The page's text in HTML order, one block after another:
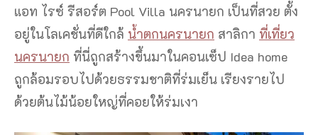
แอท ไรซ์ รีสอร์ต Pool Villa นครนายก เป็นที่สวย ตั้ง
อยู่ในโลเคชั่นที่ดีใกล้ น้ำตกนครนายก สาลิกา ที่เที่ยว
นครนายก ที่นี่ถูกสร้างขึ้นมาในคอนเซ็ป Idea home
ถูกล้อมรอบไปด้วยธรรมชาติที่ร่มเย็น เรียงรายไป
ด้วยต้นไม้น้อยใหญ่ที่คอยให้ร่มเงา